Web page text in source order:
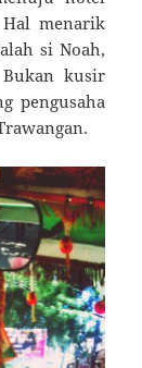
menarik
si Noah,
kusir
pengusaha